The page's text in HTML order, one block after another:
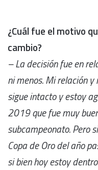
¿Cuál fue el motivo
cambio?
– La decisión fue en
ni menos. Mi relación
sigue intacto y estoy
2019 que fue muy
subcampeonato. Pero
Copa de Oro del año
si bien hoy estoy